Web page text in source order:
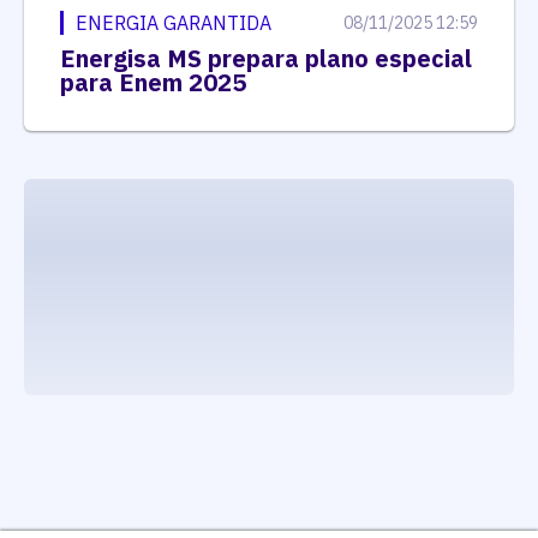
ENERGIA GARANTIDA 08/11/2025 12:59
Energisa MS prepara plano especial
para Enem 2025